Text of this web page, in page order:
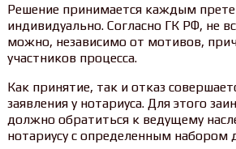
Решение принимается каждым
индивидуально. Согласно ГК РФ, не
можно, независимо от мотивов,
участников процесса.
Как принятие, так и отказ
заявления у нотариуса. Для этого
должно обратиться к ведущему
нотариусу с определенным набором